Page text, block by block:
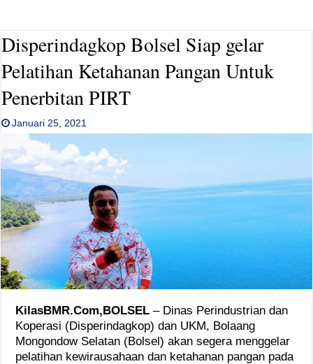
Disperindagkop Bolsel Siap gelar
Pelatihan Ketahanan Pangan Untuk
Penerbitan PIRT
Januari 25, 2021
KilasBMR.Com,BOLSEL – Dinas Perindustrian dan
Koperasi (Disperindagkop) dan UKM, Bolaang
Mongondow Selatan (Bolsel) akan segera menggelar
pelatihan kewirausahaan dan ketahanan pangan pada